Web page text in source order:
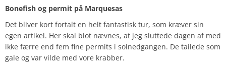
Bonefish og permit på Marquesas
Det bliver kort fortalt en helt fantastisk tur, som kræver sin
egen artikel. Her skal blot nævnes, at jeg sluttede dagen af med
ikke færre end fem fine permits i solnedgangen. De tailede som
gale og var vilde med vore krabber.